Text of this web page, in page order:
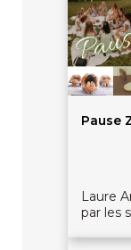
Pause
Laure
par les